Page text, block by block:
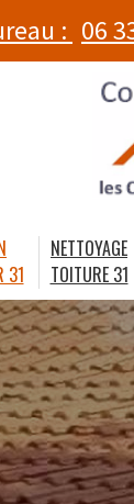
: 06
31
NETTOYAGE
TOITURE 31